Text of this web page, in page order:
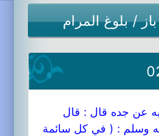
/بلوغ المرام
عن جده قال : قال
وسلم : ( في كل سائمة